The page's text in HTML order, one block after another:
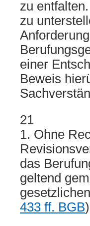
zu
zu
einer
Beweis
21
1. Ohne
das
geltend
433 ff. BGB